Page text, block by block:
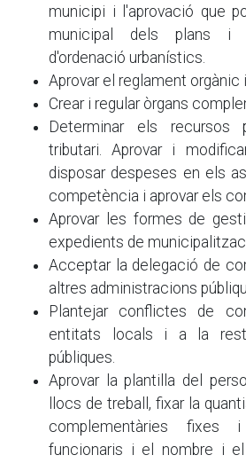
municipi i l'aprovació que
municipal dels plans i
d'ordenació urbanístics.
Aprovar el reglament orgànic
Crear i regular òrgans
Determinar els recursos
tributari. Aprovar i
disposar despeses en els
competència i aprovar els
Aprovar les formes de
expedients de
Acceptar la delegació de
altres administracions
Plantejar conflictes de
entitats locals i a la resta
públiques.
Aprovar la plantilla del
llocs de treball, fixar la
complementàries fixes
funcionaris i el nombre i el